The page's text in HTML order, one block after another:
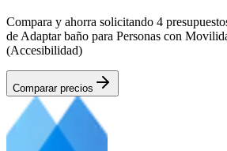
Compara y ahorra solicitando 4
de Adaptar baño para Personas con
(Accesibilidad)
Comparar precios